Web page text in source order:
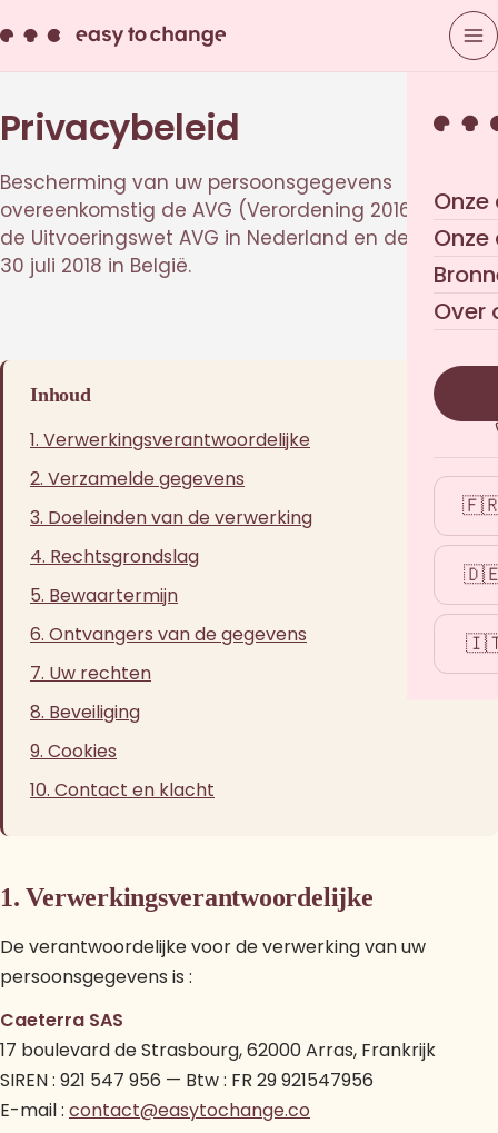
Over
Privacybeleid
Bescherming van uw persoonsgegevens
overeenkomstig de AVG (Verordening 2016/679),
de Uitvoeringswet AVG in Nederland en de Wet van
30 juli 2018 in België.
Inhoud
1. Verwerkingsverantwoordelijke
2. Verzamelde gegevens
3. Doeleinden van de verwerking
4. Rechtsgrondslag
5. Bewaartermijn
6. Ontvangers van de gegevens
7. Uw rechten
8. Beveiliging
9. Cookies
10. Contact en klacht
1. Verwerkingsverantwoordelijke
De verantwoordelijke voor de verwerking van uw
persoonsgegevens is :
Caeterra SAS
17 boulevard de Strasbourg, 62000 Arras, Frankrijk
SIREN : 921 547 956 — Btw : FR 29 921547956
E-mail : contact@easytochange.co